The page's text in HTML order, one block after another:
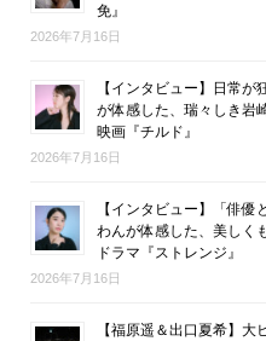
免』
2026年7月16日
【インタビュー】日常
が体感した、瑞々しき岩
映画『チルド』
2026年7月16日
【インタビュー】「俳
わんが体感した、美しく
ドラマ『ストレンジ』
2026年7月16日
【福原遥＆出口夏希】